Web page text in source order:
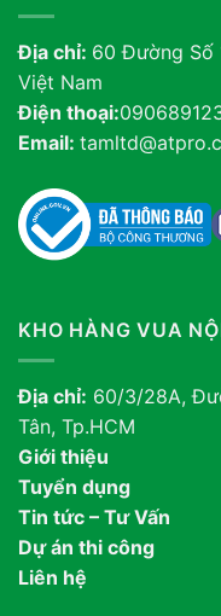
Địa chỉ: 60 Đường Số
Việt Nam
Điện thoại:
Email:
KHO HÀNG VUA
Địa chỉ: 60/3/28A,
Tân, Tp.HCM
Giới thiệu
Tuyển dụng
Tin tức – Tư Vấn
Dự án thi công
Liên hệ